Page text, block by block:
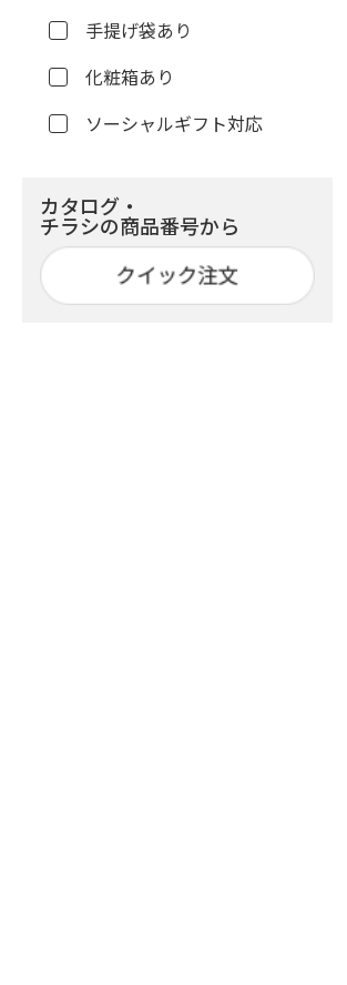
手提げ袋あり
化粧箱あり
ソーシャルギフト対応
カタログ・
チラシの商品番号から